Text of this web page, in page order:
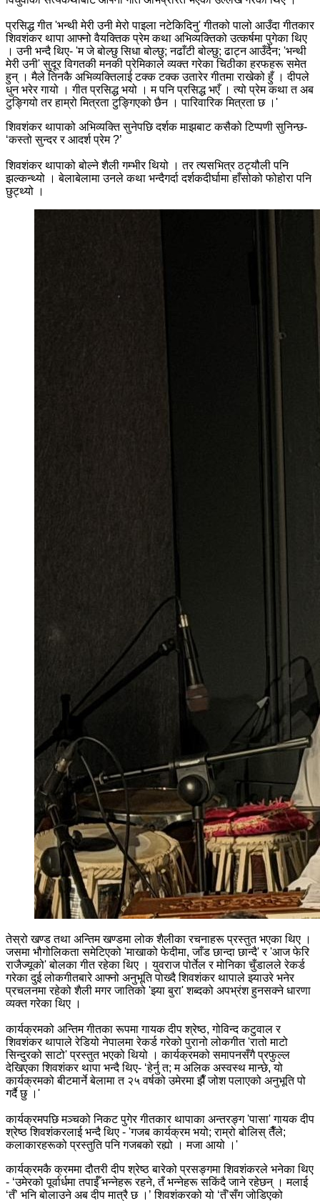
प्रसिद्ध गीत 'भन्थी मेरी उनी मेरो पाइला नटेकिदिनु' गीतको पालो आउँदा गीतकार
शिवशंकर थापा आफ्नो वैयक्तिक प्रेम कथा अभिव्यक्तिको उत्कर्षमा पुगेका थिए
। उनी भन्दै थिए- 'म जे बोल्छु सिधा बोल्छु; नढाँटी बोल्छु; ढाट्न आउँदैन; 'भन्थी
मेरी उनी' सुदूर विगतकी मनकी प्रेमिकाले व्यक्त गरेका चिठीका हरफहरू समेत
हुन् । मैले तिनकै अभिव्यक्तिलाई टक्क टक्क उतारेर गीतमा राखेको हुँ । दीपले
धुन भरेर गायो । गीत प्रसिद्ध भयो । म पनि प्रसिद्ध भएँ । त्यो प्रेम कथा त अब
टुङ्गियो तर हाम्रो मित्रता टुङ्गिएको छैन । पारिवारिक मित्रता छ ।'
शिवशंकर थापाको अभिव्यक्ति सुनेपछि दर्शक माझबाट कसैको टिप्पणी सुनिन्छ-
‘कस्तो सुन्दर र आदर्श प्रेम ?’
शिवशंकर थापाको बोल्ने शैली गम्भीर थियो । तर त्यसभित्र ठट्यौली पनि
झल्कन्थ्यो । बेलाबेलामा उनले कथा भन्दैगर्दा दर्शकदीर्घामा हाँसोको फोहोरा पनि
छुट्थ्यो ।
तेस्रो खण्ड तथा अन्तिम खण्डमा लोक शैलीका रचनाहरू प्रस्तुत भएका थिए ।
जसमा भौगोलिकता समेटिएको 'माखाको फेदीमा, जाँड छान्दा छान्दै' र 'आज फेरि
राजैज्यूको' बोलका गीत रहेका थिए । युवराज पोर्तेल र मोनिका चुँडालले रेकर्ड
गरेका दुई लोकगीतबारे आफ्नो अनुभूति पोख्दै शिवशंकर थापाले झ्याउरे भनेर
प्रचलनमा रहेको शैली मगर जातिको 'झ्या बुरा' शब्दको अपभ्रंश हुनसक्ने धारणा
व्यक्त गरेका थिए ।
कार्यक्रमको अन्तिम गीतका रूपमा गायक दीप श्रेष्ठ, गोविन्द कटुवाल र
शिवशंकर थापाले रेडियो नेपालमा रेकर्ड गरेको पुरानो लोकगीत 'रातो माटो
सिन्दुरको साटो' प्रस्तुत भएको थियो । कार्यक्रमको समापनसँगै प्रफुल्ल
देखिएका शिवशंकर थापा भन्दै थिए- ‘हेर्नु त; म अलिक अस्वस्थ मान्छे, यो
कार्यक्रमको बीटमार्ने बेलामा त २५ वर्षको उमेरमा झैँ जोश पलाएको अनुभूति पो
गर्दै छु ।'
कार्यक्रमपछि मञ्चको निकट पुगेर गीतकार थापाका अन्तरङ्ग 'पासा' गायक दीप
श्रेष्ठ शिवशंकरलाई भन्दै थिए - 'गजब कार्यक्रम भयो; राम्रो बोलिस् तैँले;
कलाकारहरूको प्रस्तुति पनि गजबको रह्यो । मजा आयो ।'
कार्यक्रमकै क्रममा दौतरी दीप श्रेष्ठ बारेको प्रसङ्गमा शिवशंकरले भनेका थिए
- ‘उमेरको पूर्वार्धमा तपाईँ भन्नेहरू रहने, तँ भन्नेहरू सकिंदै जाने रहेछन् । मलाई
‘तँ’ भनि बोलाउने अब दीप मात्रै छ ।’ शिवशंकरको यो ‘तँ’सँग जोडिएको